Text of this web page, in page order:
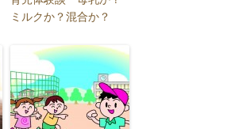
ミルクか？混合か？